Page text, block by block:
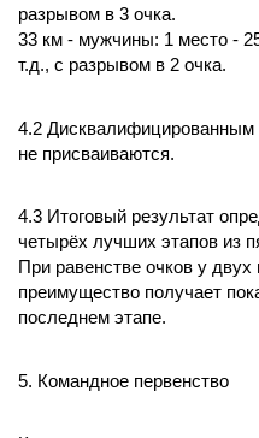
разрывом в 3 очка.
33 км - мужчины: 1 место -
т.д., с разрывом в 2 очка.
4.2
не присваиваются.
4.3 Итоговый результат
четырёх лучших этапов из
При равенстве очков у
преимущество получает
последнем этапе.
5. Командное первенство